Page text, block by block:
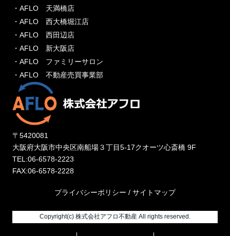
・AFLO 天満橋店
・AFLO 西大橋堀江店
・AFLO 西田辺店
・AFLO 新大阪店
・AFLO ファミリーサロン
・AFLO 不動産売買事業部
〒5420081
大阪府大阪市中央区南船場３丁目5-17クオーツ心斎橋 9F
TEL:06-6578-2223
FAX:06-6578-2228
プライバシーポリシー / サイトマップ
Copyright(c) 株式会社アフロ不動産 All rights reserved.